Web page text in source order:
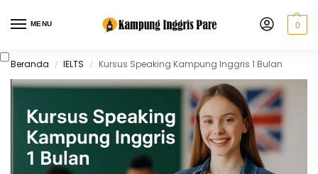
MENU 0
Beranda / IELTS / Kursus Speaking Kampung Inggris 1 Bulan